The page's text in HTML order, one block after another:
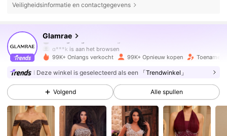
Veiligheidsinformatie en contactgegevens
Glamrae
q***k is aan het browsen
4.75
673K Volgers
4.75 673K Volgers
4.75 673K Volgers
99K+ Onlangs verkocht 99K+ Opnieuw kopen Toename
Deze winkel is geselecteerd als een 「Trendwinkel」
Volgend Alle spullen